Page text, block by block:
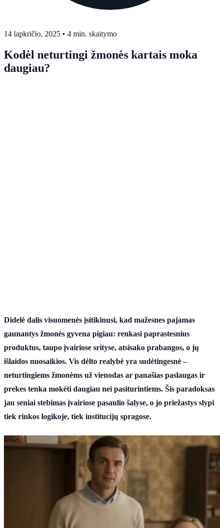
14 lapkričio, 2025 • 4 min. skaitymo
Kodėl neturtingi žmonės kartais moka
daugiau?
Didelė dalis visuomenės įsitikinusi, kad mažesnes pajamas
gaunantys žmonės gyvena pigiau: renkasi paprastesnius
produktus, taupo įvairiose srityse, atsisako prabangos, o jų
išlaidos nuosaikios. Vis dėlto realybė yra sudėtingesnė –
neturtingiems žmonėms už vienodas ar panašias paslaugas ir
prekes tenka mokėti daugiau nei pasiturintiems. Šis paradoksas
jau seniai stebimas įvairiose pasaulio šalyse, o jo priežastys slypi
tiek rinkos logikoje, tiek institucijų spragose.